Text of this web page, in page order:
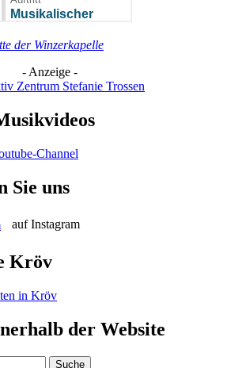
der Winzerkapelle
- Anzeige -
Channel
Sie uns
auf Instagram
Kröv
in Kröv
der Website